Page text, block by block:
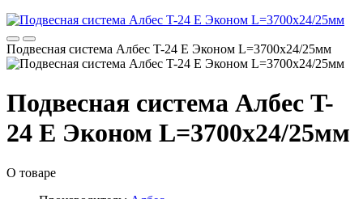
Подвесная система Албес T-24 E Эконом L=3700х24/25мм
Подвесная система Албес T-
24 E Эконом L=3700х24/25мм
О товаре